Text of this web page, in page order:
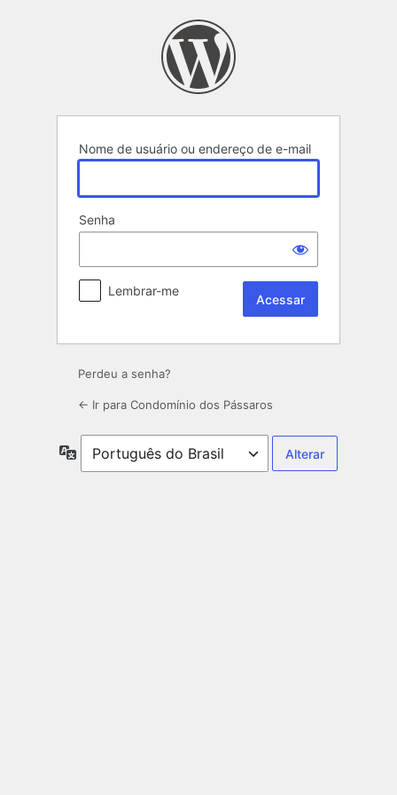
Nome de usuário ou endereço de e-mail
Senha
Lembrar-me
Perdeu a senha?
← Ir para Condomínio dos Pássaros
Idioma